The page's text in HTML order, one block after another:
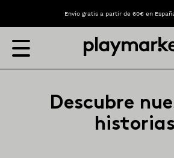
Envío gratis a partir de 60€ en
Descubre
historias